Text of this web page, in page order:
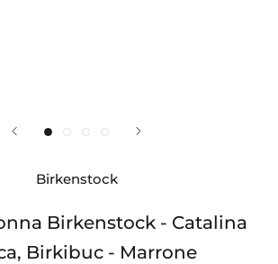
Birkenstock
Birkenstock - Catalina
Birkibuc - Marrone